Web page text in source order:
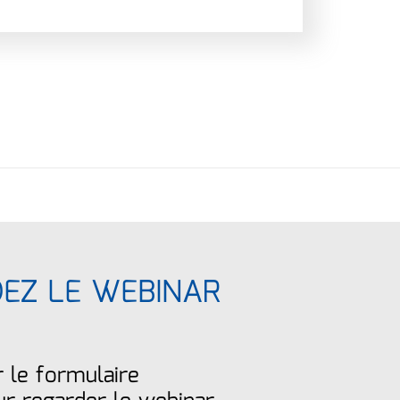
LE WEBINAR
le formulaire